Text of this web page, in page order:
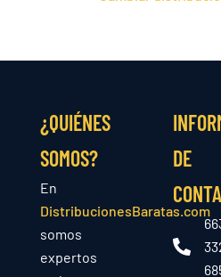
¿QUIÉNES
SOMOS?
En
DistribucionesBaratas.com
somos
expertos
DE